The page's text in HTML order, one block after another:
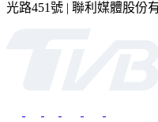
光路451號 | 聯利媒體股份